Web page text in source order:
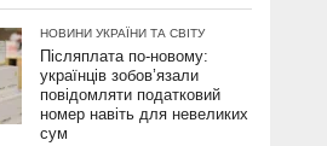
НОВИНИ УКРАЇНИ ТА СВІТУ
Післяплата по-новому:
українців зобов’язали
повідомляти податковий
номер навіть для невеликих
сум